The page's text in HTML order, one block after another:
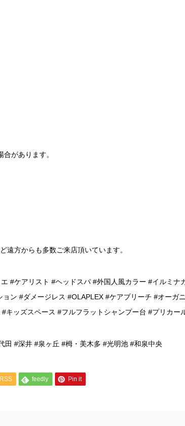
があります。
遠方からも多数ご来店頂いています。
#ケアリスト #ヘッドスパ #外国人風カラー #イルミナ
ン #ダメージレス #OLAPLEX #ケアブリーチ #オーガ
キッズスペース #フルフラットシャンプー台 #プリカー
#深井 #泉ヶ丘 #栂・美木多 #光明池 #和泉中央
RSS feedly Pin it